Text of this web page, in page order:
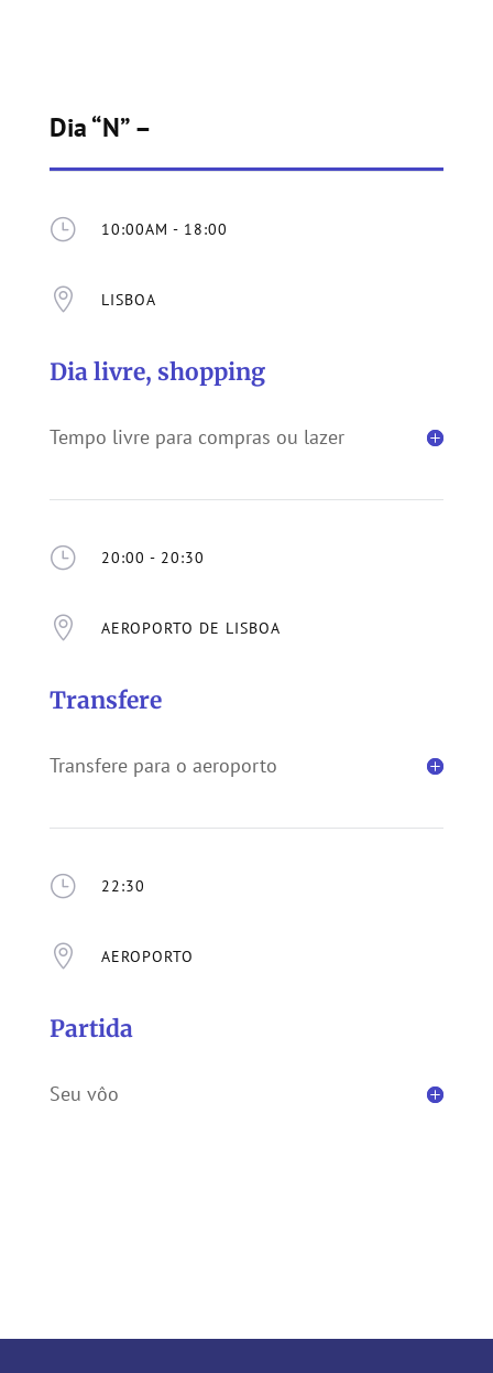
Dia “N” –
} 10:00AM - 18:00
 LISBOA
Dia livre, shopping
Tempo livre para compras ou lazer
} 20:00 - 20:30
 AEROPORTO DE LISBOA
Transfere
Transfere para o aeroporto
} 22:30
 AEROPORTO
Partida
Seu vôo